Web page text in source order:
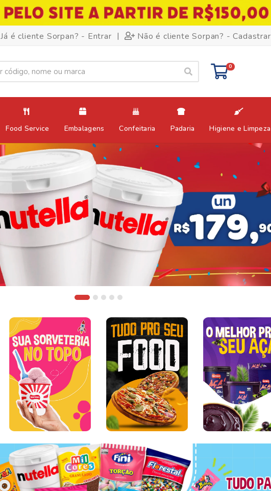
Já é cliente Sorpan? - Entrar | Não é cliente Sorpan? - Cadastrar
0
Food Service Embalagens Confeitaria Padaria Higiene e Limpeza